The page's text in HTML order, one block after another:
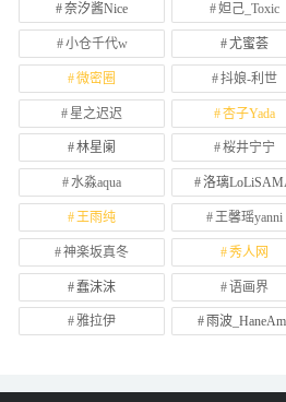
奈汐酱Nice 妲己_Toxic
小仓千代w 尤蜜荟
微密圈 抖娘-利世
星之迟迟 杏子Yada
林星阑 桜井宁宁
水淼aqua 洛璃
王雨纯 王馨瑶yanni
神楽坂真冬 秀人网
蠢沫沫 语画界
雅拉伊 雨波